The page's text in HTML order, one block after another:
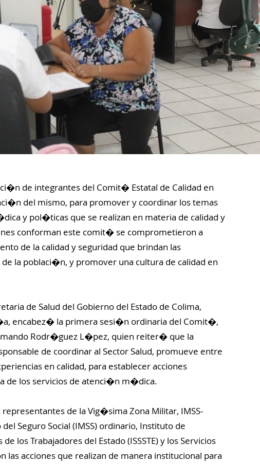
de integrantes del Comit� Estatal de Calidad en
del mismo, para promover y coordinar los temas
y pol�ticas que se realizan en materia de calidad y
conforman este comit� se comprometieron a
de la calidad y seguridad que brindan las
la poblaci�n, y promover una cultura de calidad en
de Salud del Gobierno del Estado de Colima,
encabez� la primera sesi�n ordinaria del Comit�,
Rodr�guez L�pez, quien reiter� que la
de coordinar al Sector Salud, promueve entre
en calidad, para establecer acciones
de los servicios de atenci�n m�dica.
de la Vig�sima Zona Militar, IMSS-
Seguro Social (IMSS) ordinario, Instituto de
los Trabajadores del Estado (ISSSTE) y los Servicios
las acciones que realizan de manera institucional para